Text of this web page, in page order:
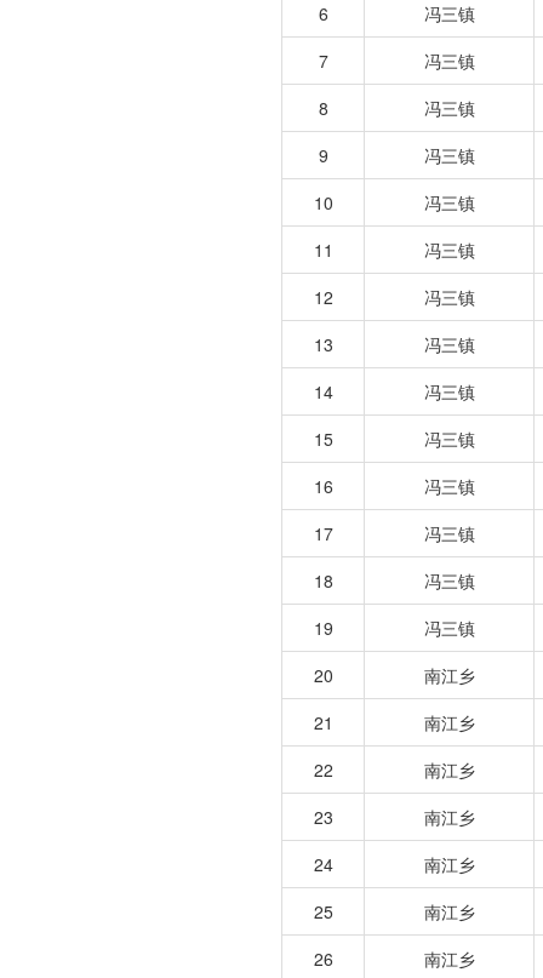
6
冯三镇
7
冯三镇
8
冯三镇
9
冯三镇
10
冯三镇
11
冯三镇
12
冯三镇
13
冯三镇
14
冯三镇
15
冯三镇
16
冯三镇
17
冯三镇
18
冯三镇
19
冯三镇
20
南江乡
21
南江乡
22
南江乡
23
南江乡
24
南江乡
25
南江乡
26
南江乡